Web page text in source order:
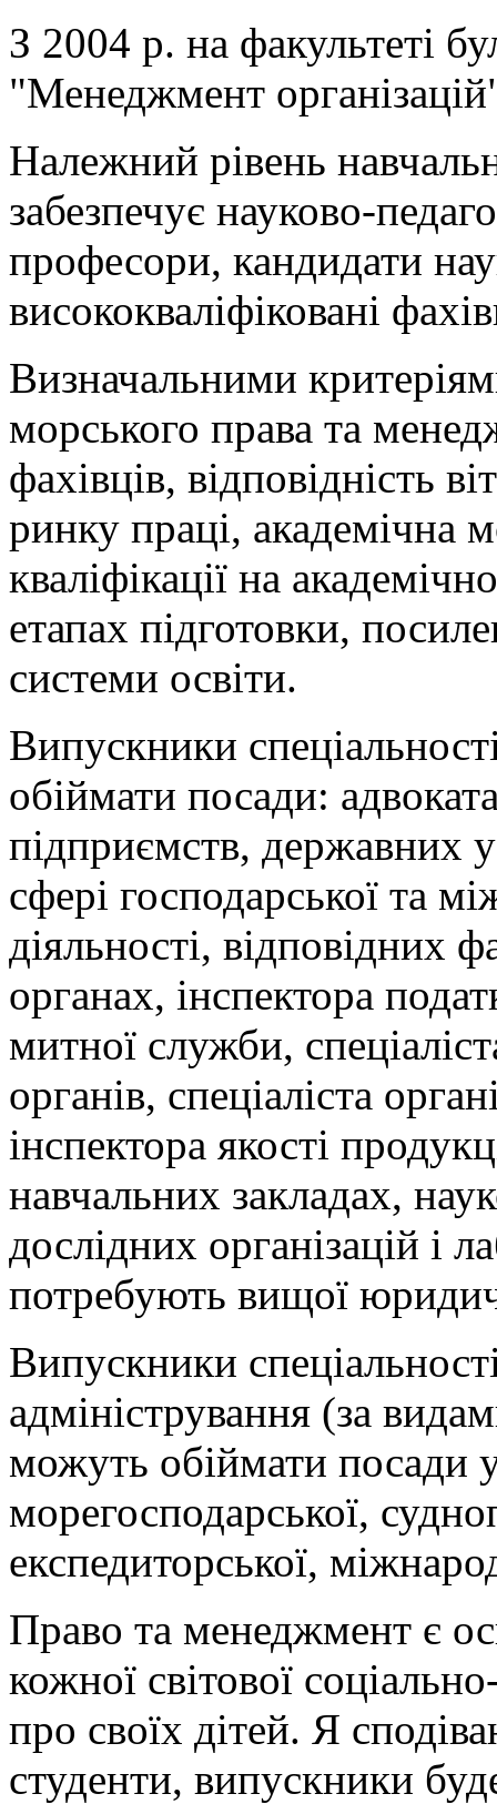
З 2004 р. на факультеті
"Менеджмент
Належний рівень
забезпечує науково-
професори, кандидати
висококваліфіковані
Визначальними
морського права та
фахівців, відповідність
ринку праці, академічна
кваліфікації на
етапах підготовки,
системи освіти.
Випускники
обіймати посади:
підприємств, державних
сфері господарської та
діяльності, відповідних
органах, інспектора
митної служби,
органів, спеціаліста
інспектора якості
навчальних закладах,
дослідних організацій і
потребують вищої
Випускники
адміністрування (за
можуть обіймати посади
морегосподарської,
експедиторської,
Право та менеджмент є
кожної світової
про своїх дітей. Я
студенти, випускники